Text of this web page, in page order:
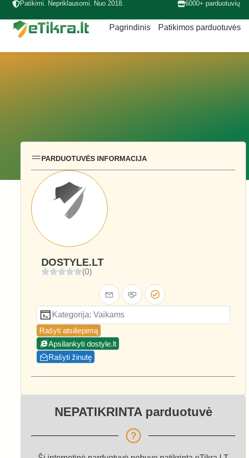
Patikimi. Nepriklausomi. Nuo 2018. 6000+ parduotuvių
Pagrindinis Patikimos parduotuvės
PARDUOTUVĖS INFORMACIJA
DOSTYLE.LT
(0)
Kategorija: Vaikams
Rašyti atsiliepimą
Apsilankyti dostyle.lt
Rašyti žinutę
NEPATIKRINTA parduotuvė